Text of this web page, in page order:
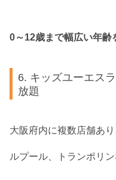
0～12歳まで幅広い年齢
6. キッズユーエス
放題
大阪府内に複数店舗あ
ルプール、トランポリ